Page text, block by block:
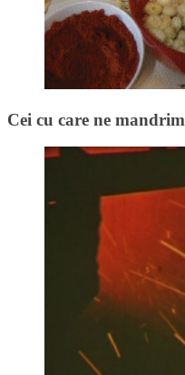
Cei cu care ne mandrim